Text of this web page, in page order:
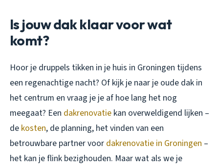
Is jouw dak klaar voor wat
komt?
Hoor je druppels tikken in je huis in Groningen tijdens
een regenachtige nacht? Of kijk je naar je oude dak in
het centrum en vraag je je af hoe lang het nog
meegaat? Een dakrenovatie kan overweldigend lijken –
de kosten, de planning, het vinden van een
betrouwbare partner voor dakrenovatie in Groningen –
het kan je flink bezighouden. Maar wat als we je